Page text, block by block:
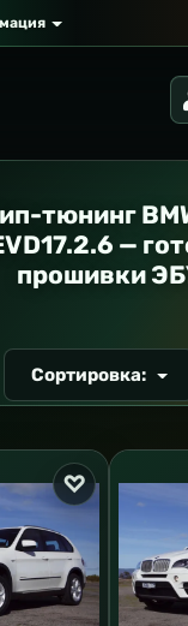
тюнинг
—
прошивки
Сортировка: